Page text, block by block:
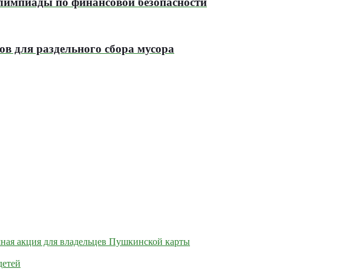
для раздельного сбора мусора
акция для владельцев Пушкинской карты